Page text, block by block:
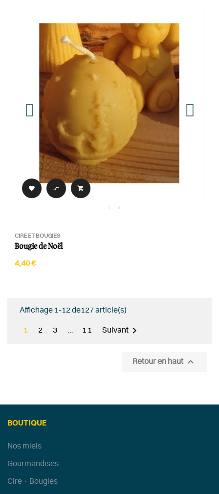
  
CIRE ET BOUGIES
Bougie de Noël
4,40 €
Affichage 1-12 de127 article(s)
1 2 3 11 Suivant 
Retour en haut 
BOUTIQUE
Nos miels
Gourmandises
Cire · Bougies